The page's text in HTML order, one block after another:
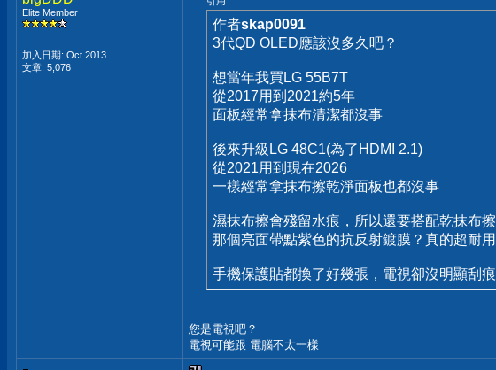
Elite Member
加入日期: Oct 2013
文章: 5,076
作者skap0091
3代QD OLED應該沒多久吧？
想當年我買LG 55B7T
從2017用到2021約5年
面板經常拿抹布清潔都沒事
後來升級LG 48C1(為了HDMI 2.1)
從2021用到現在2026
一樣經常拿抹布擦乾淨面板也都沒事
濕抹布擦會殘留水痕，所以還要搭配乾抹布擦
那個亮面帶點紫色的抗反射鍍膜？真的超耐用
手機保護貼都換了好幾張，電視卻沒明顯刮痕
您是電視吧？
電視可能跟 電腦不太一樣